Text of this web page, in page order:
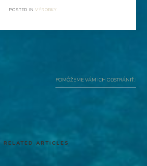
POSTED IN VÝROBKY
POMÔŽEME VÁM ICH ODSTRÁNIŤ!
RELATED ARTICLES